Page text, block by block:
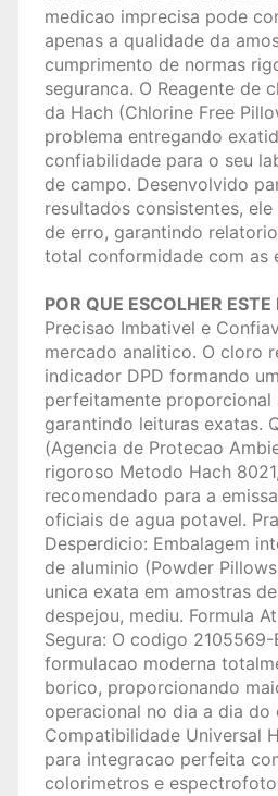
medicao imprecisa pode
apenas a qualidade da
cumprimento de normas
seguranca. O Reagente de
da Hach (Chlorine Free
problema entregando
confiabilidade para o seu
de campo. Desenvolvido
resultados consistentes,
de erro, garantindo
total conformidade com as
POR QUE ESCOLHER
Precisao Imbativel e
mercado analitico. O cloro
indicador DPD formando
perfeitamente proporcional
garantindo leituras exatas.
(Agencia de Protecao
rigoroso Metodo Hach
recomendado para a
oficiais de agua potavel.
Desperdicio: Embalagem
de aluminio (Powder
unica exata em amostras
despejou, mediu. Formula
Segura: O codigo 2105569-
formulacao moderna
borico, proporcionando
operacional no dia a dia do
Compatibilidade Universal
para integracao perfeita
colorimetros e